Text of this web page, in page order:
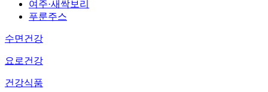
여주·새싹보리
푸룬주스
수면건강
요로건강
건강식품